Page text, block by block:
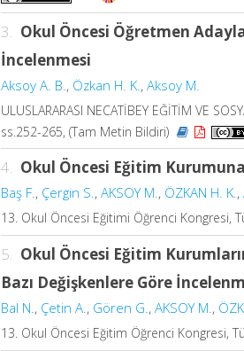
3.
Okul Öncesi Öğretmen
İncelenmesi
Aksoy A. B. , Özkan H. K. , Aksoy M.
ULUSLARARASI NECATİBEY EĞİTİM VE
ss.252-265, (Tam Metin Bildiri)
4. Okul Öncesi Eğitim
Baş F., Çergin S., AKSOY M., ÖZKAN H. K.,
13. Okul Öncesi Eğitimi Öğrenci Kongresi,
5. Okul Öncesi Eğitim
Bazı Değişkenlere Göre
Bal N., Çetin A., Gören G., AKSOY M.,
13. Okul Öncesi Eğitim Öğrenci Kongresi,